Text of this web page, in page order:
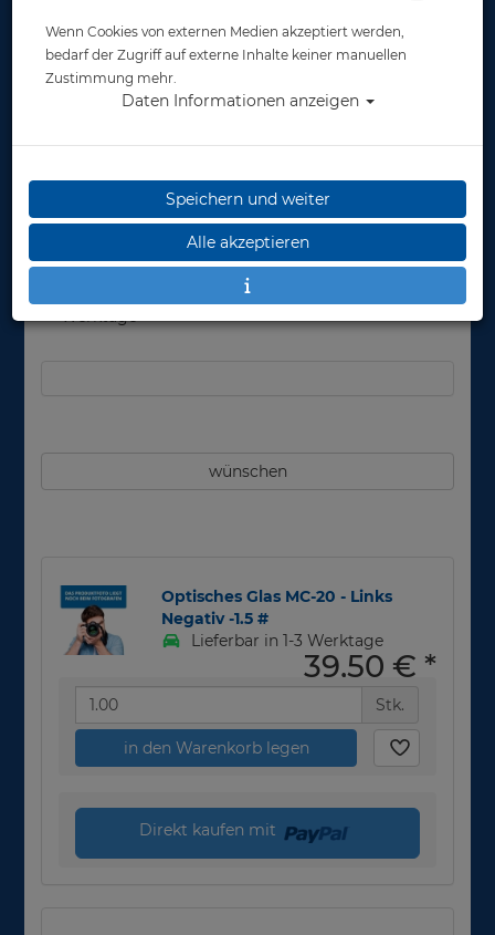
Artikelnr.: tus-MC20NEREMASTER
ab 39,50 €*
Lieferbar
Werktage
wünschen
Optisches Glas MC-20 - Links
Negativ -1.5 #
Lieferbar in 1-3 Werktage
39,50 € *
Stk.
in den Warenkorb legen
Direkt kaufen mit
Wenn Cookies von externen Medien akzeptiert werden,
bedarf der Zugriff auf externe Inhalte keiner manuellen
Zustimmung mehr.
Daten Informationen anzeigen
Speichern und weiter
Alle akzeptieren